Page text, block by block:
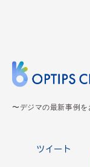
〜デジマの最新事例を
ツイート